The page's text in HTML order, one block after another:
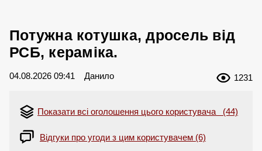
Потужна котушка, дросель від
РСБ, кераміка.
04.08.2026 09:41 Данило 1231
Показати всі оголошення цього користувача (44)
Відгуки про угоди з цим користувачем (6)